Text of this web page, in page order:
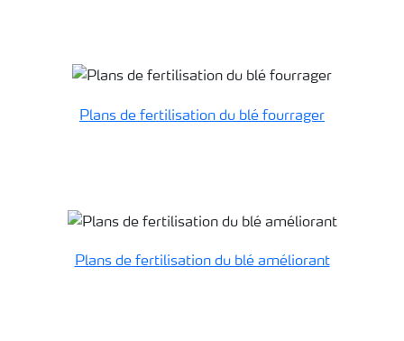
Plans de fertilisation du blé fourrager
Plans de fertilisation du blé améliorant